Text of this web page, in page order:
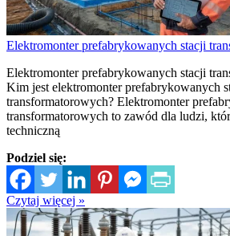
Elektromonter prefabrykowanych stacji
Elektromonter prefabrykowanych stacji
Kim jest elektromonter prefabrykowanych
transformatorowych? Elektromonter
transformatorowych to zawód dla ludzi,
techniczną
Podziel się:
Czytaj więcej »